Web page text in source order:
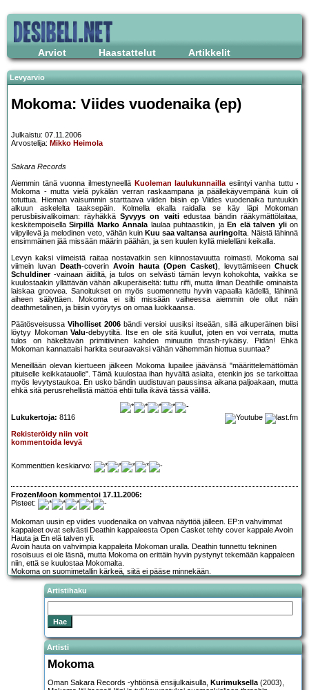
Arviot Haastattelut Artikkelit
Levyarvio
Mokoma: Viides vuodenaika (ep)
Julkaistu: 07.11.2006
Arvostelija: Mikko Heimola
Sakara Records
Aiemmin tänä vuonna ilmestyneellä Kuoleman laulukunnaillaesiintyi vanha tuttu
Mokoma - mutta vielä pykälän verran raskaampana ja päällekäyvempänä kuin oli
totuttua. Hieman vaisummin starttaava viiden biisin ep Viides vuodenaika tuntuukin
alkuun askelelta taaksepäin. Kolmella ekalla raidalla se käy läpi Mokoman
perusbiisivalikoiman: räyhäkkäSyvyys on vaitiedustaa bändin rääkymättölaitaa,
keskitempoisellaSirpillä Marko Annalalaulaa puhtaastikin, ja En elä talven ylion
viipyilevä ja melodinen veto, vähän kuin Kuu saa valtansa auringolta. Näistä lähinnä
ensimmäinen jää missään määrin päähän, ja sen kuulen kyllä mielelläni keikalla.
Levyn kaksi viimeistä raitaa nostavatkin sen kiinnostavuutta roimasti. Mokoma sai
viimein luvan
Death-coverin Avoin hauta (Open Casket), levyttämiseen Chuck
Schuldiner-vainaan äidiltä, ja tulos on selvästi tämän levyn kohokohta, vaikka se
kuulostaakin yllättävän vähän alkuperäiseltä: tuttu riffi, mutta ilman Deathille ominaista
laiskaa groovea. Sanoitukset on myös suomennettu hyvin vapaalla kädellä, lähinnä
aiheen säilyttäen. Mokoma ei silti missään vaiheessa aiemmin ole ollut näin
deathmetalinen, ja biisin vyörytys on omaa luokkaansa.
PäätösveisussaViholliset 2006 bändi versioi uusiksi itseään, sillä alkuperäinen biisi
löytyy MokomanValu-debyytiltä. Itse en ole sitä kuullut, joten en voi verrata, mutta
tulos on häkeltävän primitiivinen kahden minuutin thrash-rykäisy. Pidän! Ehkä
Mokoman kannattaisi harkita seuraavaksi vähän vähemmän hiottua suuntaa?
Meneillään olevan kiertueen jälkeen Mokoma lupailee jäävänsä "määrittelemättömän
pituiselle keikkatauolle". Tämä kuulostaa ihan hyvältä asialta, etenkin jos se tarkoittaa
myös levytystaukoa. En usko bändin uudistuvan paussinsa aikana paljoakaan, mutta
ehkä sitä perusrehellistä mättöä ehtii tulla ikävä tässä välillä.
Lukukertoja: 8116
Rekisteröidy niin voit
kommentoida levyä
Kommenttien keskiarvo:
FrozenMoon kommentoi 17.11.2006:
Pisteet:
Mokoman uusin ep viides vuodenaika on vahvaa näyttöä jälleen. EP:n vahvimmat
kappaleet ovat selvästi Deathin kappaleesta Open Casket tehty cover kappale Avoin
Hauta ja En elä talven yli.
Avoin hauta on vahvimpia kappaleita Mokoman uralla. Deathin tunnettu tekninen
rosoisuus ei ole läsnä, mutta Mokoma on erittäin hyvin pystynyt tekemään kappaleen
niin, että se kuulostaa Mokomalta.
Mokoma on suomimetallin kärkeä, siitä ei pääse minnekään.
Artistihaku
Artisti
Mokoma
Oman Sakara Records -yhtiönsä ensijulkaisulla, Kurimuksella (2003),